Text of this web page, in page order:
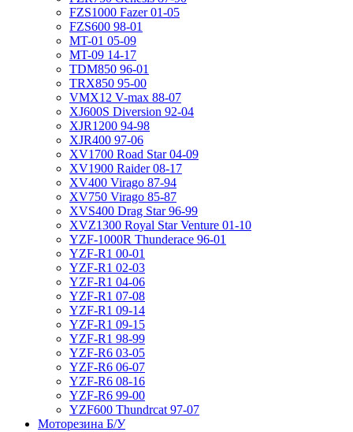
FZS1000 Fazer 01-05
FZS600 98-01
MT-01 05-09
MT-09 14-17
TDM850 96-01
TRX850 95-00
VMX12 V-max 88-07
XJ600S Diversion 92-04
XJR1200 94-98
XJR400 97-06
XV1700 Road Star 04-09
XV1900 Raider 08-17
XV400 Virago 87-94
XV750 Virago 85-87
XVS400 Drag Star 96-99
XVZ1300 Royal Star Venture 01-10
YZF-1000R Thunderace 96-01
YZF-R1 00-01
YZF-R1 02-03
YZF-R1 04-06
YZF-R1 07-08
YZF-R1 09-14
YZF-R1 09-15
YZF-R1 98-99
YZF-R6 03-05
YZF-R6 06-07
YZF-R6 08-16
YZF-R6 99-00
YZF600 Thundrcat 97-07
Моторезина Б/У